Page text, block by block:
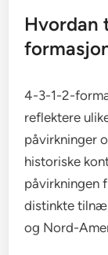
Hvordan
4-3-1-2-
reflektere
påvirkninger
historiske
påvirkningen
distinkte
og Nord-